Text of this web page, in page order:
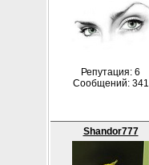
Репутация: 6
Сообщений: 341
Shandor777